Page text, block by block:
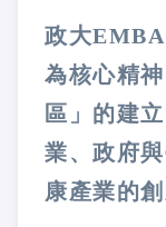
政大EMBA
為核心精
區」的建
業、政府
康產業的